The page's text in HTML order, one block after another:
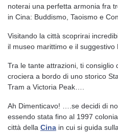
noterai una perfetta armonia fra
in Cina: Buddismo, Taoismo e
Visitando la città scoprirai
il museo marittimo e il suggestivo
Tra le tante attrazioni, ti consiglio
crociera a bordo di uno storico
Tram a Victoria Peak….
Ah Dimenticavo! ….se decidi di
essendo stata fino al 1997
città della Cina in cui si guida